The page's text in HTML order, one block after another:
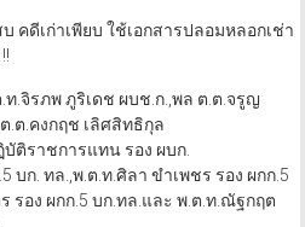
คดีเก่าเพียบ ใช้เอกสารปลอมหลอกเช่า
.จิรภพ ภูริเดช ผบช.ก.,พล ต.ต.จรูญ
.ต.คงกฤช เลิศสิทธิกุล
ติราชการแทน รอง ผบก.
บก. ทล.,พ.ต.ท.ศิลา ขำเพชร รอง ผกก.5
รอง ผกก.5 บก.ทล.และ พ.ต.ท.ณัฐกฤต